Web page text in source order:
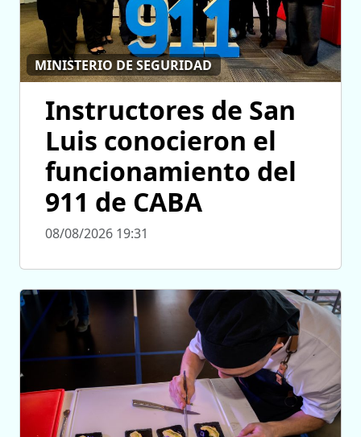
MINISTERIO DE SEGURIDAD
Instructores de San
Luis conocieron el
funcionamiento del
911 de CABA
08/08/2026 19:31